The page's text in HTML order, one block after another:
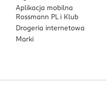
Aplikacja mobilna
Rossmann PL i Klub
Drogeria internetowa
Marki